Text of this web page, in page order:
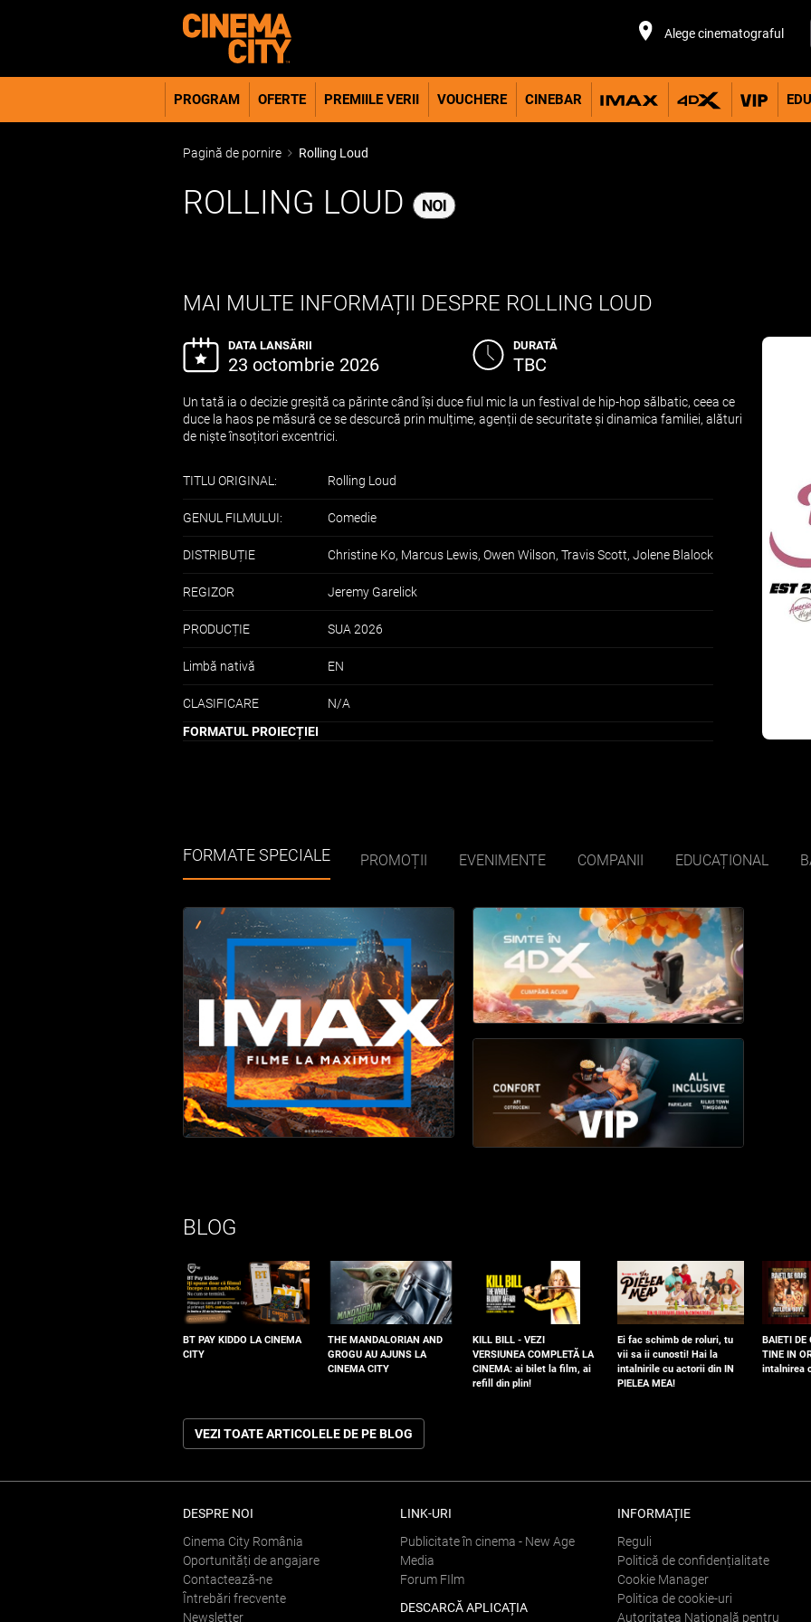
Alege cinematograful
PROGRAM OFERTE PREMIILE VERII VOUCHERE CINEBAR
Pagină de pornire Rolling Loud
ROLLING LOUD
MAI MULTE INFORMAȚII DESPRE ROLLING LOUD
DATA LANSĂRII
23 octombrie 2026
DURATĂ
TBC
Un tată ia o decizie greșită ca părinte când își duce fiul mic la un festival de hip-hop sălbatic, ceea ce
duce la haos pe măsură ce se descurcă prin mulțime, agenții de securitate și dinamica familiei, alături
de niște însoțitori excentrici.
TITLU ORIGINAL: Rolling Loud
GENUL FILMULUI: Comedie
DISTRIBUȚIE Christine Ko, Marcus Lewis, Owen Wilson, Travis Scott, Jolene Blalock
REGIZOR Jeremy Garelick
PRODUCȚIE SUA 2026
Limbă nativă EN
CLASIFICARE
N/A
FORMATUL PROIECȚIEI
FORMATE SPECIALE PROMOȚII EVENIMENTE COMPANII EDUCAȚIONAL
BLOG
BT PAY KIDDO LA CINEMA
CITY
THE MANDALORIAN AND
GROGU AU AJUNS LA
CINEMA CITY
KILL BILL - VEZI
VERSIUNEA COMPLETĂ LA
CINEMA: ai bilet la film, ai
refill din plin!
Ei fac schimb de roluri, tu
vii sa ii cunosti! Hai la
intalnirile cu actorii din IN
PIELEA MEA!
BAIETI
TINE IN
intalnirea
VEZI TOATE ARTICOLELE DE PE BLOG
DESPRE NOI
Cinema City România
Oportunități de angajare
Contactează-ne
Întrebări frecvente
Newsletter
LINK-URI
Publicitate în cinema - New Age
Media
Forum FIlm
DESCARCĂ APLICAȚIA
INFORMAȚIE
Reguli
Politică de confidențialitate
Cookie Manager
Politica de cookie-uri
Autoritatea Națională pentru